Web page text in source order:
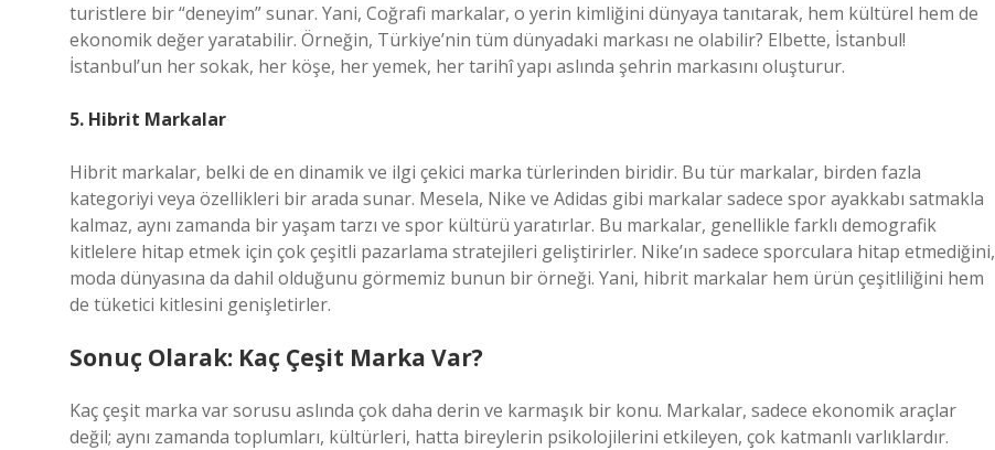
turistlere bir “deneyim” sunar. Yani, Coğrafi markalar, o yerin kimliğini dünyaya tanıtarak, hem kültürel hem de
ekonomik değer yaratabilir. Örneğin, Türkiye’nin tüm dünyadaki markası ne olabilir? Elbette, İstanbul!
İstanbul’un her sokak, her köşe, her yemek, her tarihî yapı aslında şehrin markasını oluşturur.
5. Hibrit Markalar
Hibrit markalar, belki de en dinamik ve ilgi çekici marka türlerinden biridir. Bu tür markalar, birden fazla
kategoriyi veya özellikleri bir arada sunar. Mesela, Nike ve Adidas gibi markalar sadece spor ayakkabı satmakla
kalmaz, aynı zamanda bir yaşam tarzı ve spor kültürü yaratırlar. Bu markalar, genellikle farklı demografik
kitlelere hitap etmek için çok çeşitli pazarlama stratejileri geliştirirler. Nike’ın sadece sporculara hitap etmediğini,
moda dünyasına da dahil olduğunu görmemiz bunun bir örneği. Yani, hibrit markalar hem ürün çeşitliliğini hem
de tüketici kitlesini genişletirler.
Sonuç Olarak: Kaç Çeşit Marka Var?
Kaç çeşit marka var sorusu aslında çok daha derin ve karmaşık bir konu. Markalar, sadece ekonomik araçlar
değil; aynı zamanda toplumları, kültürleri, hatta bireylerin psikolojilerini etkileyen, çok katmanlı varlıklardır.